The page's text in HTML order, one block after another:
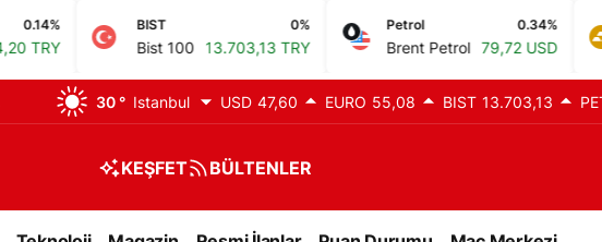
BIST
Bist 100 13.703,13 TRY
Petrol 0.34%
Brent Petrol 79,72 USD
GR. ALTIN
Gram Altın
30 ° Istanbul USD 47,60 EURO 55,08 BIST 13.703,13
KEŞFET BÜLTENLER